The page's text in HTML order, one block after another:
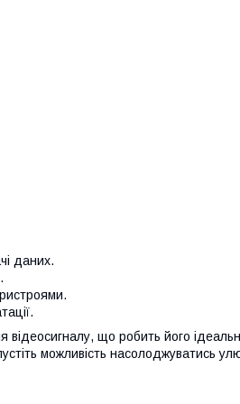
даних.
відеосигналу, що робить його
можливість насолоджуватись